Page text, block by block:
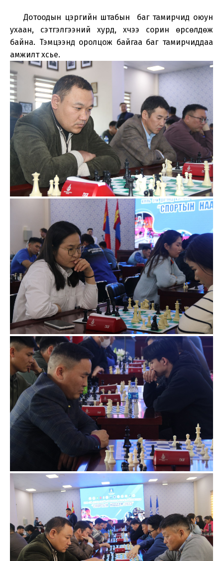
Дотоодын цэргийн штабын баг тамирчид оюун
ухаан, сэтгэлгээний хурд, хүчээ сорин өрсөлдөж
байна. Тэмцээнд оролцож байгаа баг тамирчиддаа
амжилт хүсье.